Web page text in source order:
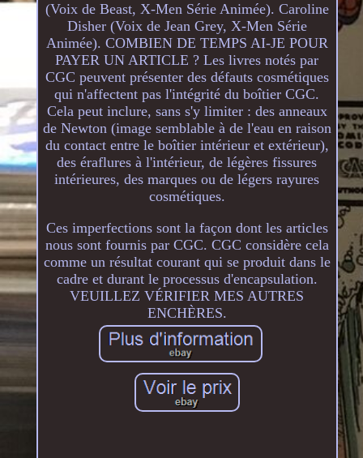
(Voix de Beast, X-Men Série Animée). Caroline
Disher (Voix de Jean Grey, X-Men Série
Animée). COMBIEN DE TEMPS AI-JE POUR
PAYER UN ARTICLE ? Les livres notés par
CGC peuvent présenter des défauts cosmétiques
qui n'affectent pas l'intégrité du boîtier CGC.
Cela peut inclure, sans s'y limiter : des anneaux
de Newton (image semblable à de l'eau en raison
du contact entre le boîtier intérieur et extérieur),
des éraflures à l'intérieur, de légères fissures
intérieures, des marques ou de légers rayures
cosmétiques.
Ces imperfections sont la façon dont les articles
nous sont fournis par CGC. CGC considère cela
comme un résultat courant qui se produit dans le
cadre et durant le processus d'encapsulation.
VEUILLEZ VÉRIFIER MES AUTRES
ENCHÈRES.